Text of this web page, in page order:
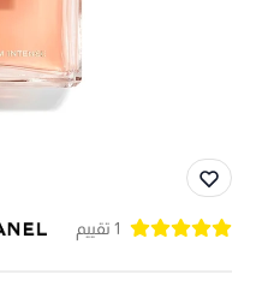
1 تقييم